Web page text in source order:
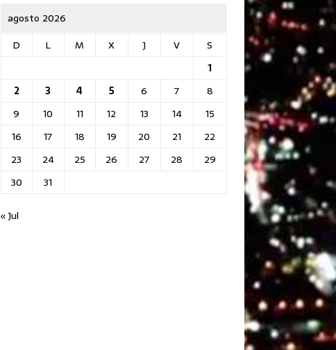
agosto 2026
D
L M X J V
S
1
2
3 4 5 6 7
8
9
10 11 12 13 14
15
16
17 18 19 20 21
22
23
24 25 26 27 28
29
30
31
« Jul